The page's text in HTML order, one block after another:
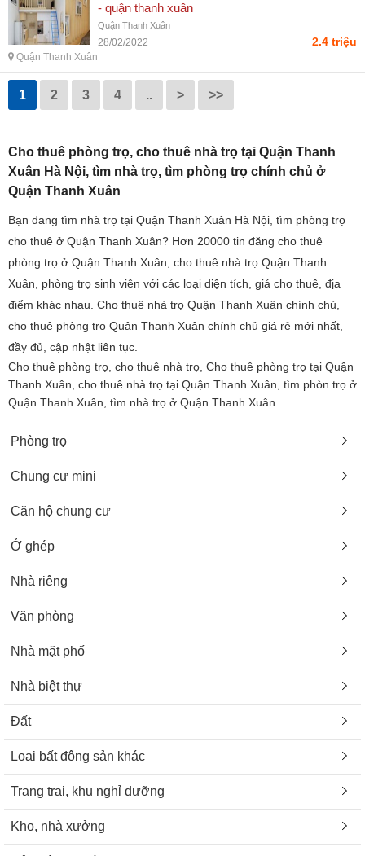
- quận thanh xuân
Quận Thanh Xuân
28/02/2022 2.4 triệu
Quận Thanh Xuân
1 2 3 4 .. > >>
Cho thuê phòng trọ, cho thuê nhà trọ tại Quận Thanh
Xuân Hà Nội, tìm nhà trọ, tìm phòng trọ chính chủ ở
Quận Thanh Xuân
Bạn đang tìm nhà trọ tại Quận Thanh Xuân Hà Nội, tìm phòng trọ
cho thuê ở Quận Thanh Xuân? Hơn 20000 tin đăng cho thuê
phòng trọ ở Quận Thanh Xuân, cho thuê nhà trọ Quận Thanh
Xuân, phòng trọ sinh viên với các loại diện tích, giá cho thuê, địa
điểm khác nhau. Cho thuê nhà trọ Quận Thanh Xuân chính chủ,
cho thuê phòng trọ Quận Thanh Xuân chính chủ giá rẻ mới nhất,
đầy đủ, cập nhật liên tục.
Cho thuê phòng trọ, cho thuê nhà trọ, Cho thuê phòng trọ tại Quận
Thanh Xuân, cho thuê nhà trọ tại Quận Thanh Xuân, tìm phòn trọ ở
Quận Thanh Xuân, tìm nhà trọ ở Quận Thanh Xuân
Phòng trọ
Chung cư mini
Căn hộ chung cư
Ở ghép
Nhà riêng
Văn phòng
Nhà mặt phố
Nhà biệt thự
Đất
Loại bất động sản khác
Trang trại, khu nghỉ dưỡng
Kho, nhà xưởng